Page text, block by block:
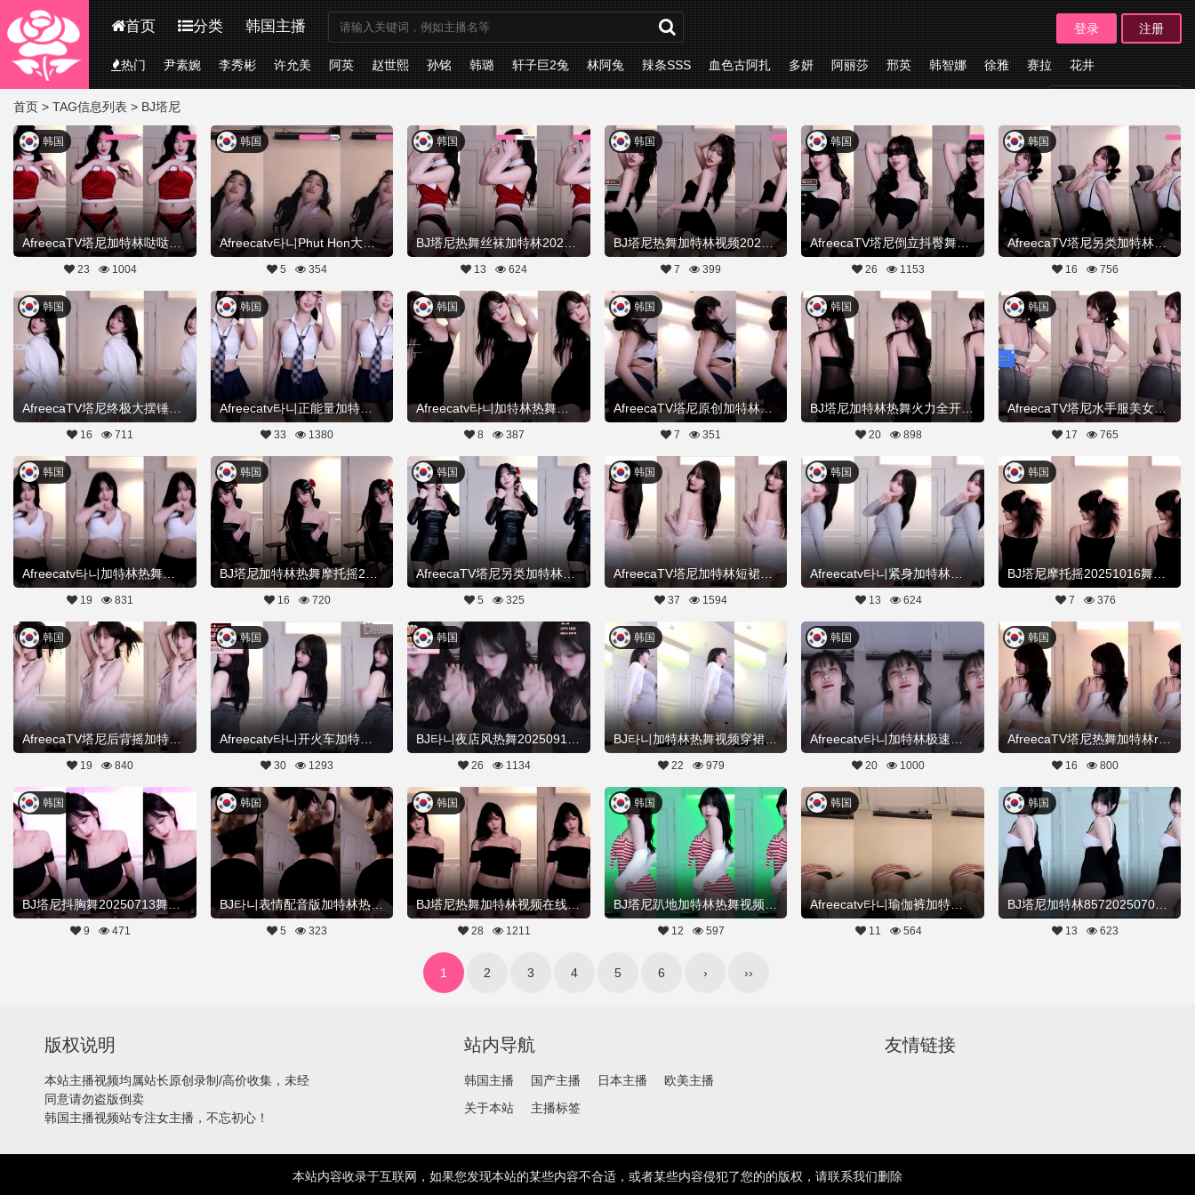
首页 分类 韩国主播 登录 注册
热门 尹素婉 李秀彬 许允美 阿英 赵世熙 孙铭 韩璐 轩子巨2兔 林阿兔 辣条SSS 血色古阿扎 多妍 阿丽莎 邢英 韩智娜 徐雅 赛拉 花井
首页 > TAG信息列表 > BJ塔尼
AfreecaTV塔尼加特林哒哒哒冒蓝光热舞20251225舞蹈剪辑
韩国
23 1004
Afreecatv타니Phut Hon大摆锤20251225Hot Dance
韩国
5 354
BJ塔尼热舞丝袜加特林20251225舞蹈剪辑
韩国
13 624
韩国
7 399
AfreecaTV塔尼倒立抖臀舞20251222舞蹈剪辑
韩国
26 1153
AfreecaTV塔尼另类加特林热舞20251210舞蹈剪辑
韩国
16 756
韩国
16 711
Afreecatv타니正能量加特林20251201Hot Dance
韩国
33 1380
Afreecatv타니加特林热舞屋20251205Hot Dance
韩国
8 387
AfreecaTV塔尼原创加特林热舞20251201舞蹈剪辑
韩国
7 351
BJ塔尼加特林热舞火力全开20251127舞蹈剪辑
韩国
20 898
AfreecaTV塔尼水手服美女加特林热舞20251126舞蹈剪辑
韩国
17 765
Afreecatv타니加特林热舞开火车20251108Hot Dance
韩国
19 831
韩国
16 720
AfreecaTV塔尼另类加特林热舞20251028舞蹈剪辑
韩国
5 325
AfreecaTV塔尼加特林短裙热舞20251020舞蹈剪辑
韩国
37 1594
韩国
13 624
BJ塔尼摩托摇20251016舞蹈剪辑
韩国
7 376
AfreecaTV塔尼后背摇加特林热舞20251020舞蹈剪辑
韩国
19 840
Afreecatv타니开火车加特林热舞定制20250912Hot Dance
韩国
30 1293
韩国
26 1134
BJ타니加特林热舞视频穿裙子20250811Hot Dance
韩国
22 979
Afreecatv타니加特林极速热舞20250731Hot Dance
韩国
20 1000
AfreecaTV塔尼热舞加特林rdviki20250715舞蹈剪辑
韩国
16 800
BJ塔尼抖胸舞20250713舞蹈剪辑
韩国
9 471
BJ타니表情配音版加特林热舞20250713Hot Dance
韩国
5 323
BJ塔尼热舞加特林视频在线20250713舞蹈剪辑
韩国
28 1211
BJ塔尼趴地加特林热舞视频20250709舞蹈剪辑
韩国
12 597
Afreecatv타니瑜伽裤加特林热舞20250709Hot Dance
韩国
11 564
BJ塔尼加特林85720250708舞蹈剪辑
韩国
13 623
1 2 3 4 5 6 › ››
版权说明
本站主播视频均属站长原创录制/高价收集，未经
同意请勿盗版倒卖
韩国主播视频站专注女主播，不忘初心！
站内导航
韩国主播 国产主播 日本主播
欧美主播
关于本站
主播标签
友情链接
本站内容收录于互联网，如果您发现本站的某些内容不合适，或者某些内容侵犯了您的的版权，请联系我们删除